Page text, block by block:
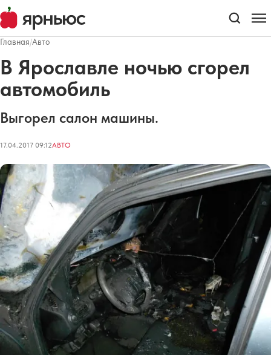
Главная/Авто
В Ярославле ночью сгорел
автомобиль
Выгорел салон машины.
17.04.2017 09:12АВТО